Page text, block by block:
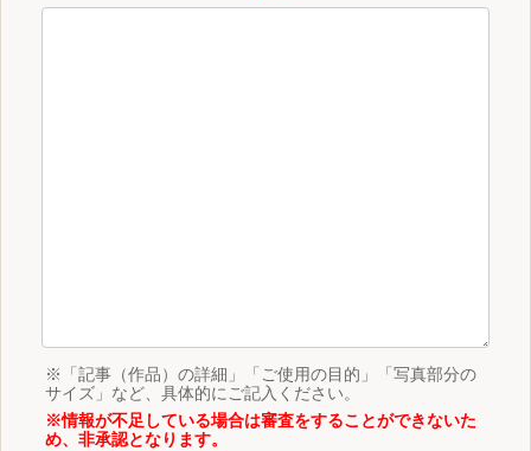
※「記事（作品）の詳細」「ご使用の目的」「写真部分の
サイズ」など、具体的にご記入ください。
※情報が不足している場合は審査をすることができないた
め、非承認となります。